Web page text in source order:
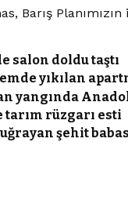
Barış Planımızın
salon doldu taştı
yıkılan
yangında
tarım rüzgarı esti
şehit